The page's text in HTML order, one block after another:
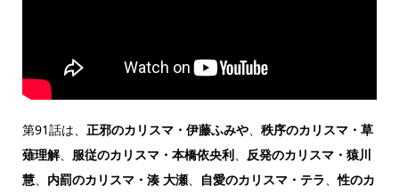
第91話は、 正邪のカリスマ・伊藤ふみや、 秩序のカリスマ・草
薙理解、 服従のカリスマ・本橋依央利、 反発のカリスマ・猿川
慧、 内罰のカリスマ・湊 大瀬、 自愛のカリスマ・テラ、性のカ